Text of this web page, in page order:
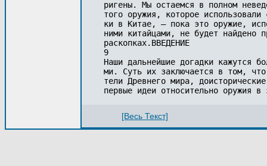
ригены. Мы остаемся в полном
того оружия, которое
ки в Китае, — пока это оружие,
ними китайцами, не будет найдено
раскопках.ВВЕДЕНИЕ
9
Наши дальнейшие догадки кажутся
ми. Суть их заключается в том,
тели Древнего мира,
[Весь Текст]